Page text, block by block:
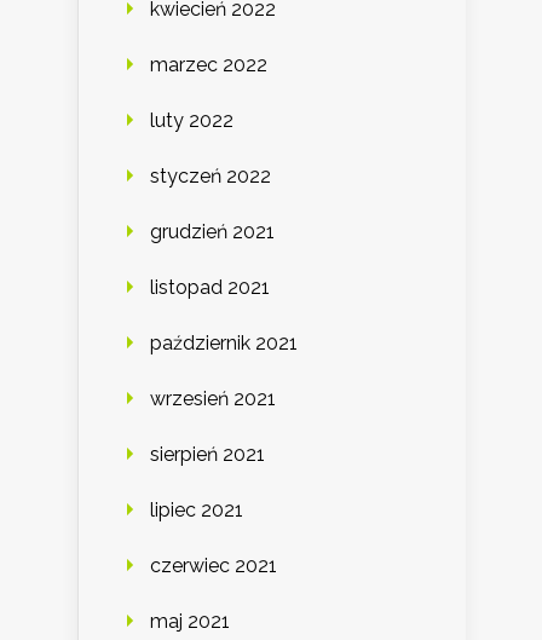
kwiecień 2022
marzec 2022
luty 2022
styczeń 2022
grudzień 2021
listopad 2021
październik 2021
wrzesień 2021
sierpień 2021
lipiec 2021
czerwiec 2021
maj 2021